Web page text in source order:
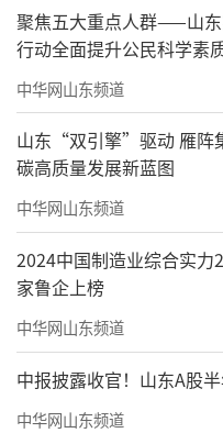
（来源：
聚焦五大重点人群——山
行动全面提升公民科学素
中华网山东频道
山东“双引擎”驱动 雁阵
碳高质量发展新蓝图
中华网山东频道
2024中国制造业综合实力
家鲁企上榜
中华网山东频道
中报披露收官！山东A股
中华网山东频道